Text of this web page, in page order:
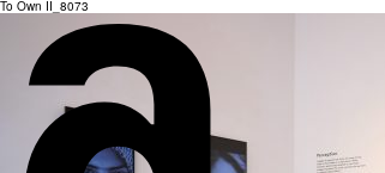
To Own II_8073